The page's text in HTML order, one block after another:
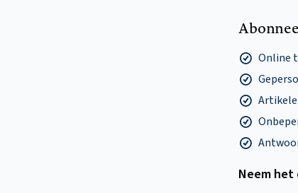
Online
Neem